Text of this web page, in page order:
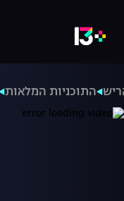
התוכניות המלאות